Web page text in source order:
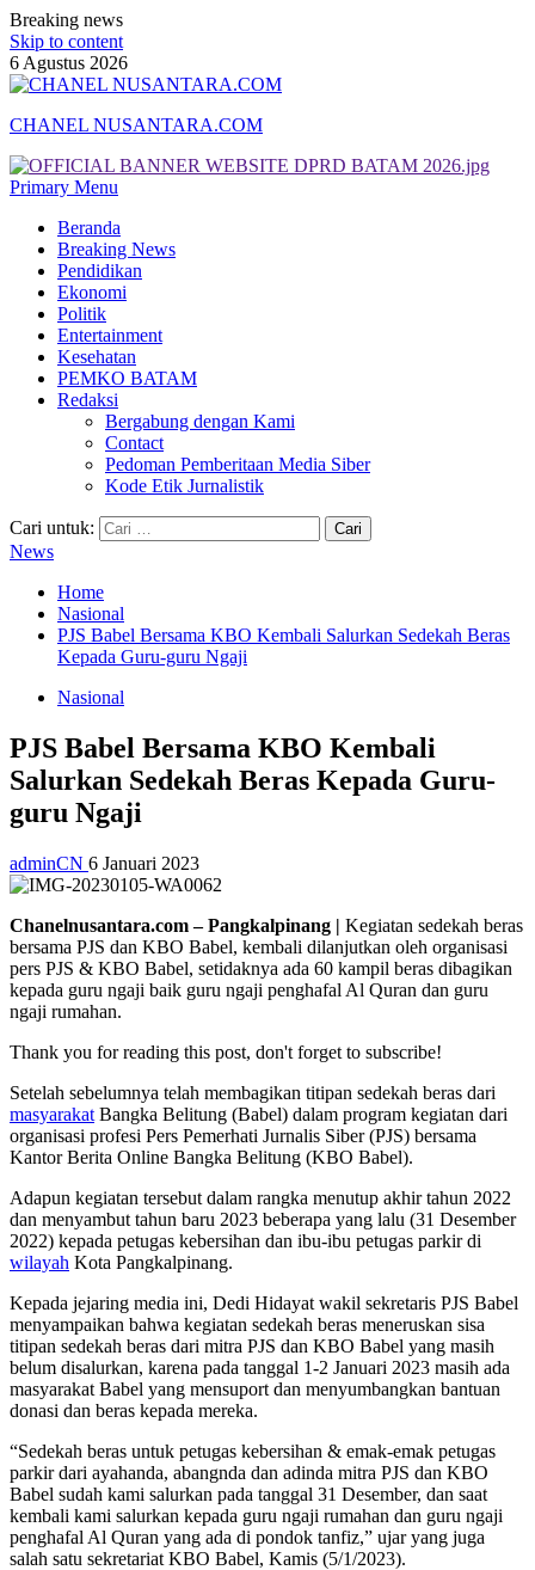
Breaking news
Skip to content
6 Agustus 2026
CHANEL NUSANTARA.COM
Primary Menu
Beranda
Breaking News
Pendidikan
Ekonomi
Politik
Entertainment
Kesehatan
PEMKO BATAM
Redaksi
Bergabung dengan Kami
Contact
Pedoman Pemberitaan Media Siber
Kode Etik Jurnalistik
Cari untuk:
News
Home
Nasional
PJS Babel Bersama KBO Kembali Salurkan Sedekah Beras
Kepada Guru-guru Ngaji
Nasional
PJS Babel Bersama KBO Kembali
Salurkan Sedekah Beras Kepada Guru-
guru Ngaji
adminCN 6 Januari 2023
Chanelnusantara.com – Pangkalpinang | Kegiatan sedekah beras
bersama PJS dan KBO Babel, kembali dilanjutkan oleh organisasi
pers PJS & KBO Babel, setidaknya ada 60 kampil beras dibagikan
kepada guru ngaji baik guru ngaji penghafal Al Quran dan guru
ngaji rumahan.
Thank you for reading this post, don't forget to subscribe!
Setelah sebelumnya telah membagikan titipan sedekah beras dari
masyarakat Bangka Belitung (Babel) dalam program kegiatan dari
organisasi profesi Pers Pemerhati Jurnalis Siber (PJS) bersama
Kantor Berita Online Bangka Belitung (KBO Babel).
Adapun kegiatan tersebut dalam rangka menutup akhir tahun 2022
dan menyambut tahun baru 2023 beberapa yang lalu (31 Desember
2022) kepada petugas kebersihan dan ibu-ibu petugas parkir di
wilayah Kota Pangkalpinang.
Kepada jejaring media ini, Dedi Hidayat wakil sekretaris PJS Babel
menyampaikan bahwa kegiatan sedekah beras meneruskan sisa
titipan sedekah beras dari mitra PJS dan KBO Babel yang masih
belum disalurkan, karena pada tanggal 1-2 Januari 2023 masih ada
masyarakat Babel yang mensuport dan menyumbangkan bantuan
donasi dan beras kepada mereka.
“Sedekah beras untuk petugas kebersihan & emak-emak petugas
parkir dari ayahanda, abangnda dan adinda mitra PJS dan KBO
Babel sudah kami salurkan pada tanggal 31 Desember, dan saat
kembali kami salurkan kepada guru ngaji rumahan dan guru ngaji
penghafal Al Quran yang ada di pondok tanfiz,” ujar yang juga
salah satu sekretariat KBO Babel, Kamis (5/1/2023).